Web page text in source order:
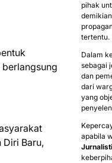
Baru,
pihak
tertentu.
Dalam
sebagai
dan
dari
yang
apabila